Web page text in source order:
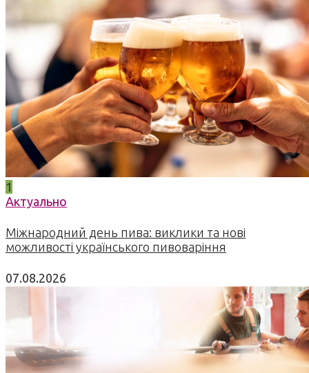
1
Актуально
Міжнародний день пива: виклики та нові
можливості українського пивоваріння
07.08.2026